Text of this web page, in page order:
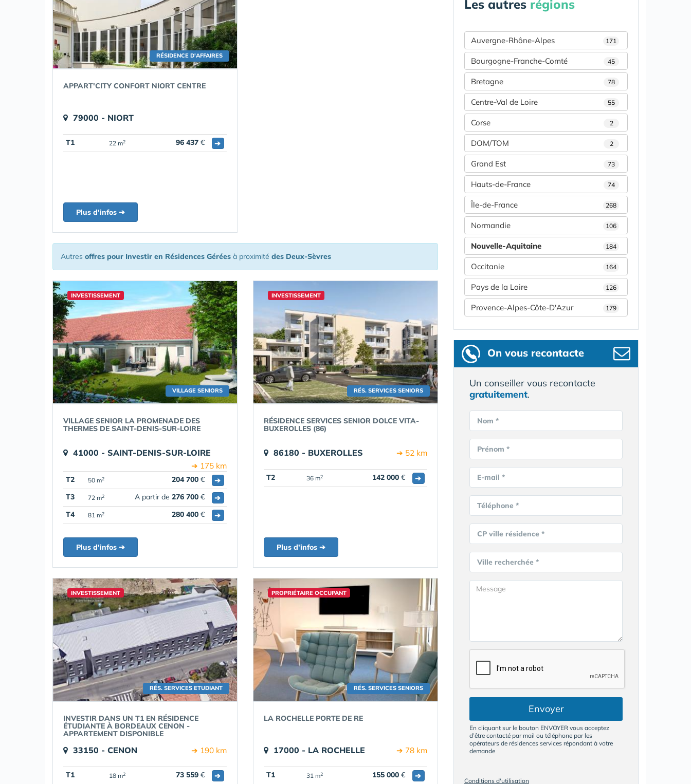
RÉSIDENCE D'AFFAIRES
APPART'CITY CONFORT NIORT CENTRE
79000 - NIORT
T1 22 m2 96 437 € ➔
Plus d'infos ➔
Autres offres pour Investir en Résidences Gérées à proximité des Deux-Sèvres
VILLAGE SENIORS
INVESTISSEMENT
VILLAGE SENIOR LA PROMENADE DES
THERMES DE SAINT-DENIS-SUR-LOIRE
41000 - SAINT-DENIS-SUR-LOIRE
➔ 175 km
T2 50 m2 204 700 €
➔
T3
72 m2 A partir de 276 700 €
➔
T4
81 m2 280 400 € ➔
Plus d'infos ➔
RÉS. SERVICES SENIORS
INVESTISSEMENT
RÉSIDENCE SERVICES SENIOR DOLCE VITA-
BUXEROLLES (86)
86180 - BUXEROLLES ➔ 52 km
T2 36 m2 142 000 € ➔
Plus d'infos ➔
RÉS. SERVICES ETUDIANT
INVESTISSEMENT
INVESTIR DANS UN T1 EN RÉSIDENCE
ÉTUDIANTE À BORDEAUX CENON -
APPARTEMENT DISPONIBLE
33150 - CENON ➔ 190 km
T1 18 m2 73 559 € ➔
RÉS. SERVICES SENIORS
PROPRIÉTAIRE OCCUPANT
LA ROCHELLE PORTE DE RE
17000 - LA ROCHELLE ➔ 78 km
T1 31 m2 155 000 € ➔
Les autres régions
Auvergne-Rhône-Alpes 171
Bourgogne-Franche-Comté 45
Bretagne 78
Centre-Val de Loire 55
Corse 2
DOM/TOM 2
Grand Est 73
Hauts-de-France 74
Île-de-France 268
Normandie 106
Nouvelle-Aquitaine 184
Occitanie 164
Pays de la Loire 126
Provence-Alpes-Côte-D'Azur 179
On vous recontacte
Un conseiller vous recontacte
gratuitement.
Nom *
Prénom *
E-mail *
Téléphone *
CP ville résidence *
Ville recherchée *
Envoyer
En cliquant sur le bouton ENVOYER vous acceptez
d’être contacté par mail ou téléphone par les
opérateurs de résidences services répondant à votre
demande
Conditions d'utilisation